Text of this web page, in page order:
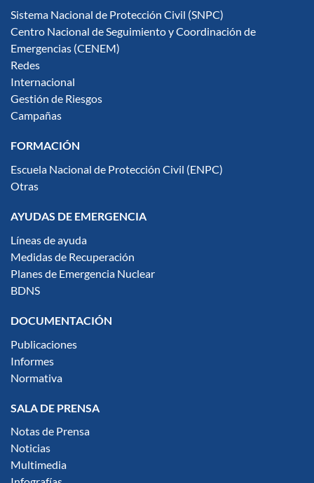
Sistema Nacional de Protección Civil (SNPC)
Centro Nacional de Seguimiento y Coordinación de
Emergencias (CENEM)
Redes
Internacional
Gestión de Riesgos
Campañas
FORMACIÓN
Escuela Nacional de Protección Civil (ENPC)
Otras
AYUDAS DE EMERGENCIA
Líneas de ayuda
Medidas de Recuperación
Planes de Emergencia Nuclear
BDNS
DOCUMENTACIÓN
Publicaciones
Informes
Normativa
SALA DE PRENSA
Notas de Prensa
Noticias
Multimedia